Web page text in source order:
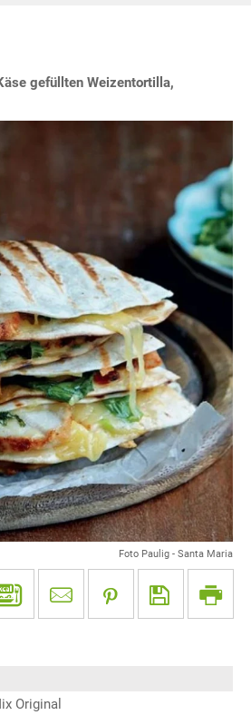
gefüllten Weizentortilla,
Foto Paulig - Santa Maria
Original